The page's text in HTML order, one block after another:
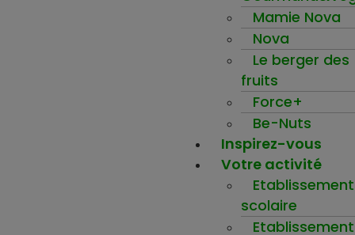
Mamie Nova
Nova
Le berger des
fruits
Force+
Be-Nuts
Inspirez-vous
Votre activité
Etablissement
scolaire